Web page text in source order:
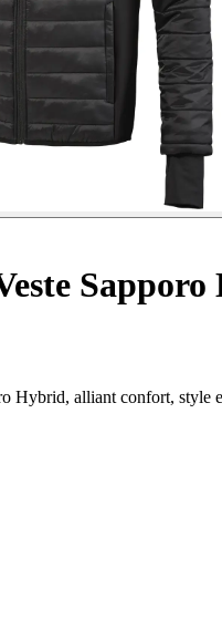
Hybrid, alliant confort, style